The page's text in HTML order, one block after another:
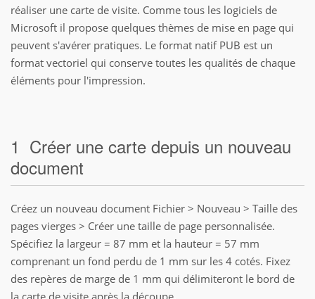
réaliser une carte de visite. Comme tous les logiciels de
Microsoft il propose quelques thèmes de mise en page qui
peuvent s'avérer pratiques. Le format natif PUB est un
format vectoriel qui conserve toutes les qualités de chaque
éléments pour l'impression.
1  Créer une carte depuis un nouveau
document
Créez un nouveau document Fichier > Nouveau > Taille des
pages vierges > Créer une taille de page personnalisée.
Spécifiez la largeur = 87 mm et la hauteur = 57 mm
comprenant un fond perdu de 1 mm sur les 4 cotés. Fixez
des repères de marge de 1 mm qui délimiteront le bord de
la carte de visite après la découpe.